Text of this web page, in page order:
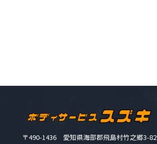
〒490-1436 愛知県海部郡飛島村竹之郷3-82